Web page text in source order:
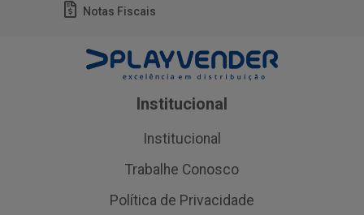
Notas Fiscais
Institucional
Institucional
Trabalhe Conosco
Política de Privacidade